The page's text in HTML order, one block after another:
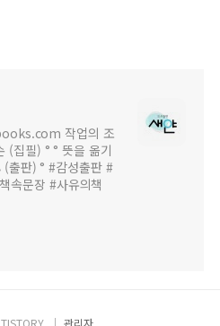
작업의 조
(집필) ° ° 뜻을 옮기
출판) ° #감성출판 #
속문장 #사유의책
TISTORY 관리자